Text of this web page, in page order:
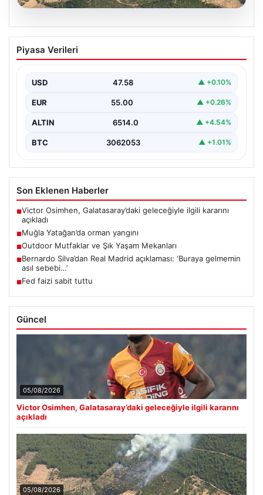
Muğla Yatağan’da orman yangını
{ "title": "Muğla Yatağan'da Orman Yangını Kontrol
Piyasa Verileri
USD 47.58 ▲ +0.10%
EUR 55.00 ▲ +0.26%
ALTIN 6514.0 ▲ +4.54%
BTC 3062053 ▲ +1.01%
Son Eklenen Haberler
■Victor Osimhen, Galatasaray’daki geleceğiyle ilgili kararını
açıkladı
■Muğla Yatağan’da orman yangını
■Outdoor Mutfaklar ve Şık Yaşam Mekanları
■Bernardo Silva’dan Real Madrid açıklaması: ‘Buraya gelmemin
asıl sebebi…’
■Fed faizi sabit tuttu
Güncel
05/08/2026
Victor Osimhen, Galatasaray’daki geleceğiyle ilgili kararını
açıkladı
05/08/2026